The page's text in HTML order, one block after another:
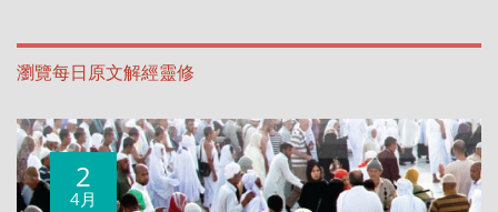
瀏覽每日原文解經靈修
2
4月